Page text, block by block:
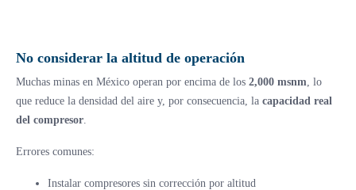
No considerar la altitud de operación
Muchas minas en México operan por encima de los 2,000 msnm , lo
que reduce la densidad del aire y, por consecuencia, la capacidad real
del compresor
Errores comunes:
Instalar compresores sin corrección por altitud